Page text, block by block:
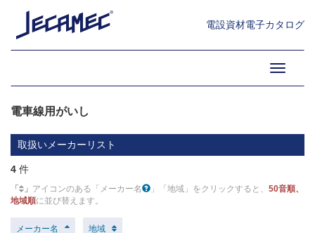
電設資材電子カタログ
Toggle
06.架線器材・外線接地材・地
配電線用がいし (12)
懸垂がいし(耐電食用) (0)
懸垂がいし(耐塩用) (0)
懸垂がいし(新幹線用) (0)
トンネル用支持がいし (0)
電車線用がいし
取扱いメーカーリスト
4 件
「 」 アイコンのある「メーカー名 」「地域」をクリックすると、 50音順、
地域順に並び替えます。
メーカー名 地域
高圧ケーブル保護管類 (3)
パンザーマスト (2)
バンド類 (13)